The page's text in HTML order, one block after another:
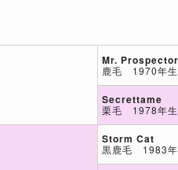
Mr. Prospector
鹿毛 1970年生
Secrettame
栗毛 1978年生
Storm Cat
黒鹿毛 1983年